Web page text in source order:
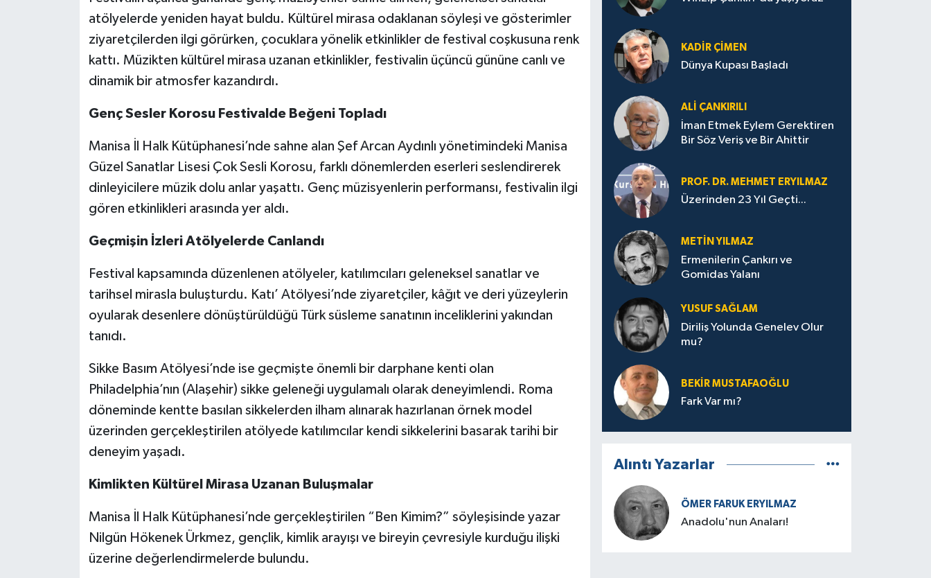
atölyelerde yeniden hayat buldu. Kültürel mirasa odaklanan söyleşi ve gösterimler
ziyaretçilerden ilgi görürken, çocuklara yönelik etkinlikler de festival coşkusuna renk
kattı. Müzikten kültürel mirasa uzanan etkinlikler, festivalin üçüncü gününe canlı ve
dinamik bir atmosfer kazandırdı.
Genç Sesler Korosu Festivalde Beğeni Topladı
Manisa İl Halk Kütüphanesi’nde sahne alan Şef Arcan Aydınlı yönetimindeki Manisa
Güzel Sanatlar Lisesi Çok Sesli Korosu, farklı dönemlerden eserleri seslendirerek
dinleyicilere müzik dolu anlar yaşattı. Genç müzisyenlerin performansı, festivalin ilgi
gören etkinlikleri arasında yer aldı.
Geçmişin İzleri Atölyelerde Canlandı
Festival kapsamında düzenlenen atölyeler, katılımcıları geleneksel sanatlar ve
tarihsel mirasla buluşturdu. Katı’ Atölyesi’nde ziyaretçiler, kâğıt ve deri yüzeylerin
oyularak desenlere dönüştürüldüğü Türk süsleme sanatının inceliklerini yakından
tanıdı.
Sikke Basım Atölyesi’nde ise geçmişte önemli bir darphane kenti olan
Philadelphia’nın (Alaşehir) sikke geleneği uygulamalı olarak deneyimlendi. Roma
döneminde kentte basılan sikkelerden ilham alınarak hazırlanan örnek model
üzerinden gerçekleştirilen atölyede katılımcılar kendi sikkelerini basarak tarihi bir
deneyim yaşadı.
Kimlikten Kültürel Mirasa Uzanan Buluşmalar
Manisa İl Halk Kütüphanesi’nde gerçekleştirilen “Ben Kimim?” söyleşisinde yazar
Nilgün Hökenek Ürkmez, gençlik, kimlik arayışı ve bireyin çevresiyle kurduğu ilişki
üzerine değerlendirmelerde bulundu.
KADIR ÇIMEN
Dünya Kupası Başladı
ALI ÇANKIRILI
İman Etmek Eylem Gerektiren
Bir Söz Veriş ve Bir Ahittir
PROF. DR. MEHMET ERYILMAZ
Üzerinden 23 Yıl Geçti...
METIN YILMAZ
Ermenilerin Çankırı ve
Gomidas Yalanı
YUSUF SAĞLAM
Diriliş Yolunda Genelev Olur
mu?
BEKIR MUSTAFAOĞLU
Fark Var mı?
Alıntı Yazarlar
ÖMER FARUK ERYILMAZ
Anadolu'nun Anaları!